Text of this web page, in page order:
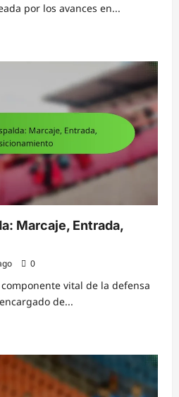
por los avances en...
Marcaje, Entrada,
0
vital de la defensa
de...